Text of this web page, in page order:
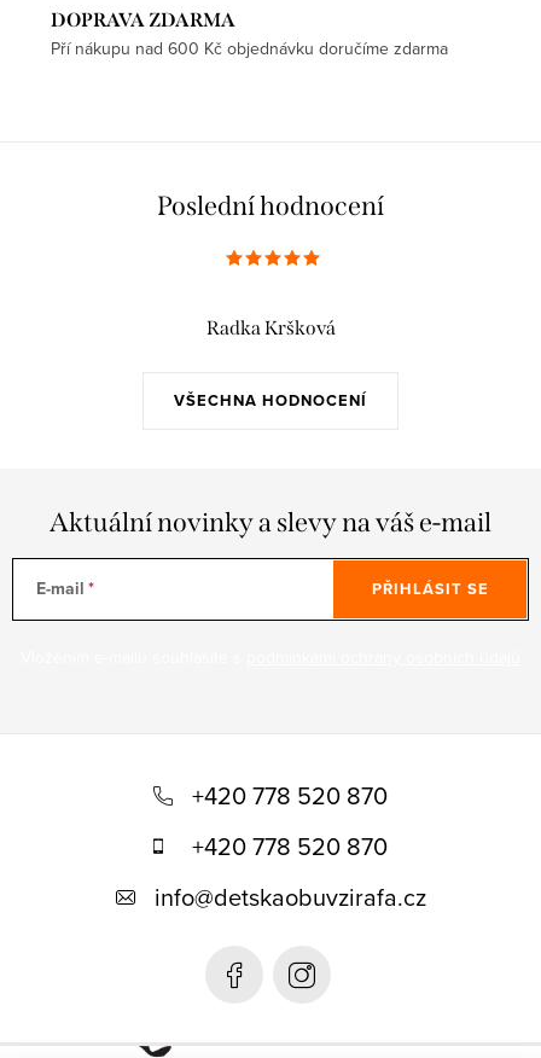
DOPRAVA ZDARMA
Pří nákupu nad 600 Kč objednávku doručíme zdarma
Poslední hodnocení
VŠECHNA HODNOCENÍ
Radka Kršková
Aktuální novinky a slevy na váš e-mail
E-mail PŘIHLÁSIT SE
+420 778 520 870
+420 778 520 870
info@detskaobuvzirafa.cz